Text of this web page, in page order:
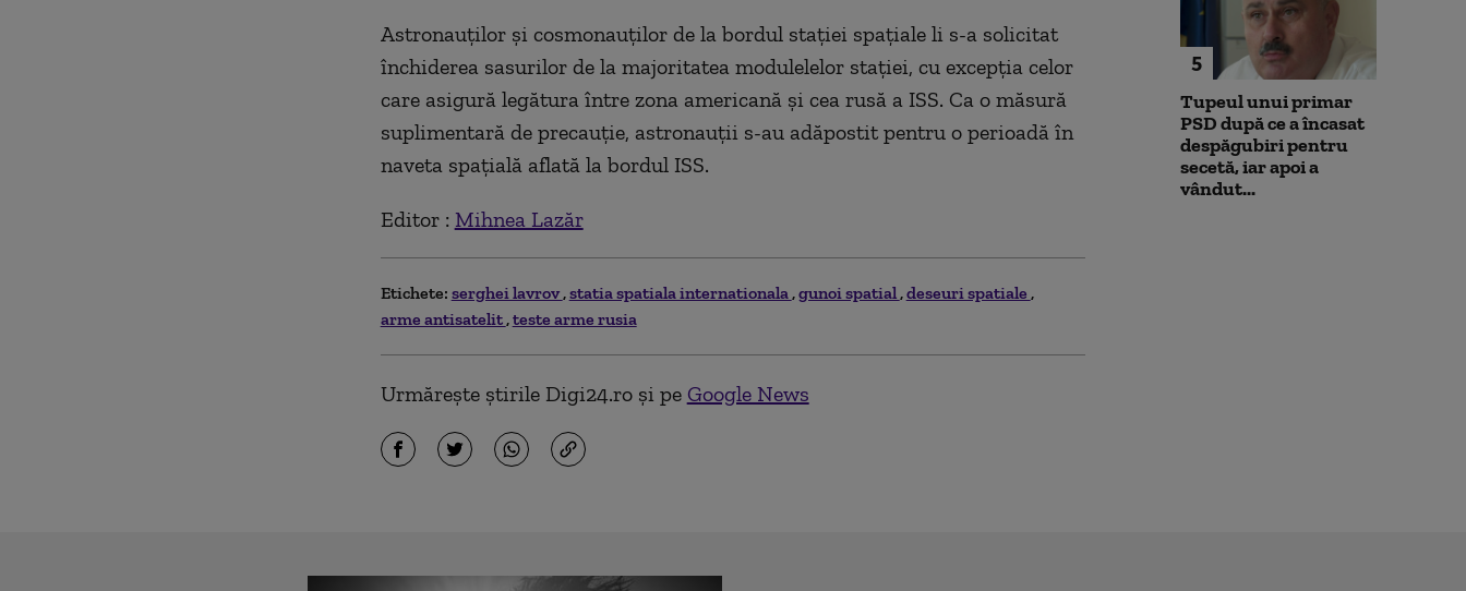
Astronauților și cosmonauților de la bordul stației spațiale li s-a solicitat
închiderea sasurilor de la majoritatea modulelelor stației, cu excepția celor
care asigură legătura între zona americană și cea rusă a ISS. Ca o măsură
suplimentară de precauție, astronauții s-au adăpostit pentru o perioadă în
naveta spațială aflată la bordul ISS.
Editor : Mihnea Lazăr
Etichete: serghei lavrov statia spatiala internationala gunoi spatial deseuri spatiale
arme antisatelit teste arme rusia
Urmărește știrile Digi24.ro și pe Google News
5
Tupeul unui primar
PSD după ce a încasat
despăgubiri pentru
secetă, iar apoi a
vândut...